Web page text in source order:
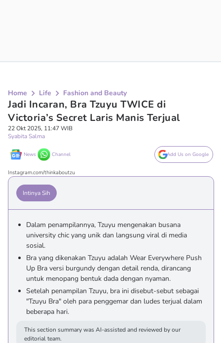
Home Life Fashion and Beauty
Jadi Incaran, Bra Tzuyu TWICE di
Victoria’s Secret Laris Manis Terjual
22 Okt 2025, 11:47 WIB
Syabita Salma
News Channel Add Us on Google
Instagram.com/thinkaboutzu
Intinya Sih
Dalam penampilannya, Tzuyu mengenakan busana
university chic yang unik dan langsung viral di media
sosial.
Bra yang dikenakan Tzuyu adalah Wear Everywhere Push
Up Bra versi burgundy dengan detail renda, dirancang
untuk menopang bentuk dada dengan nyaman.
Setelah penampilan Tzuyu, bra ini disebut-sebut sebagai
"Tzuyu Bra" oleh para penggemar dan ludes terjual dalam
beberapa hari.
This section summary was AI-assisted and reviewed by our
editorial team.